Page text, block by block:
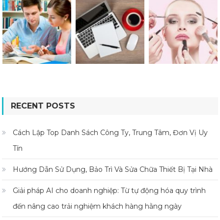
RECENT POSTS
Cách Lập Top Danh Sách Công Ty, Trung Tâm, Đơn Vị Uy
Tín
Hướng Dẫn Sử Dụng, Bảo Trì Và Sửa Chữa Thiết Bị Tại Nhà
Giải pháp AI cho doanh nghiệp: Từ tự động hóa quy trình
đến nâng cao trải nghiệm khách hàng hằng ngày